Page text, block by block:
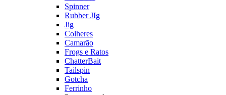
Spinner
Rubber JIg
Jig
Colheres
Camarão
Frogs e Ratos
ChatterBait
Tailspin
Gotcha
Ferrinho